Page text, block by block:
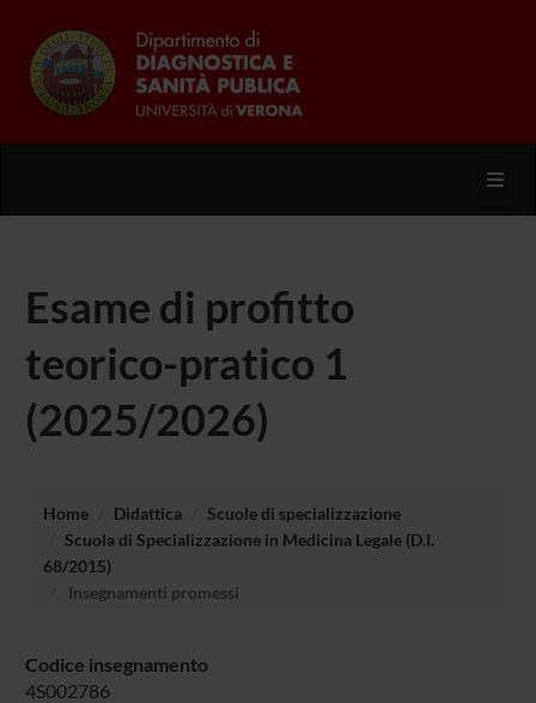
Esame di profitto
teorico-pratico 1
(2025/2026)
Home Didattica
Scuole di specializzazione
Scuola di Specializzazione in Medicina Legale (D.I.
68/2015)
Insegnamenti promessi
Codice insegnamento
4S002786